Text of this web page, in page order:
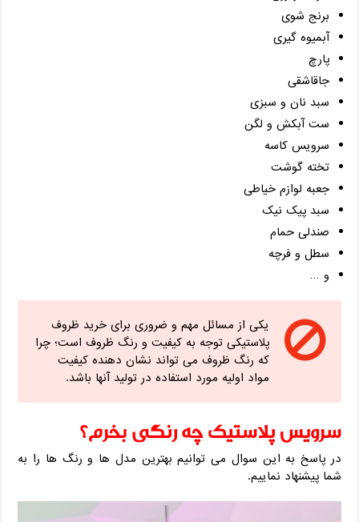
برنج شوی
آبمیوه گیری
پارچ
جاقاشقی
سبد نان و سبزی
ست آبکش و لگن
سرویس کاسه
تخته گوشت
جعبه لوازم خیاطی
سبد پیک نیک
صندلی حمام
سطل و فرچه
و …
یکی از مسائل مهم و ضروری برای خرید ظروف
پلاستیکی توجه به کیفیت و رنگ ظروف است؛ چرا
که رنگ ظروف می تواند نشان دهنده کیفیت
مواد اولیه مورد استفاده در تولید آنها باشد.
سرویس پلاستیک چه رنگی بخرم؟
در پاسخ به این سوال می توانیم بهترین مدل ها و رنگ ها را به
شما پیشنهاد نماییم.